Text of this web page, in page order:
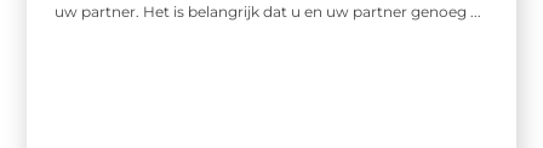
uw partner. Het is belangrijk dat u en uw partner genoeg ...